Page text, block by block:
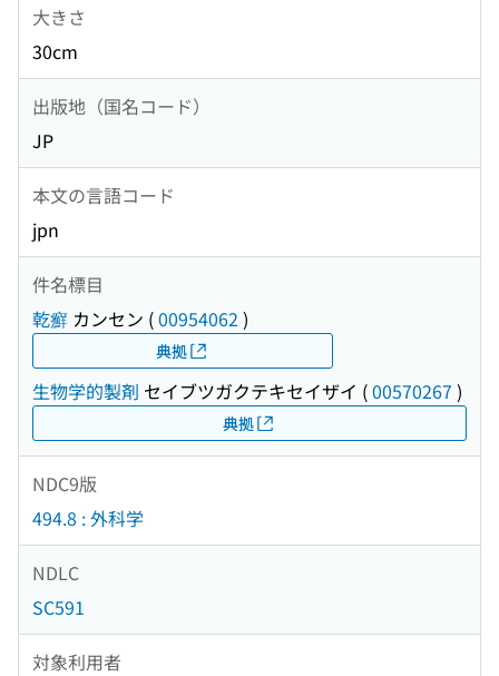
大きさ
30cm
出版地（国名コード）
JP
本文の言語コード
jpn
件名標目
乾癬 カンセン (00954062 )
典拠
生物学的製剤 セイブツガクテキセイザイ (00570267 )
典拠
NDC9版
494.8 : 外科学
NDLC
SC591
対象利用者